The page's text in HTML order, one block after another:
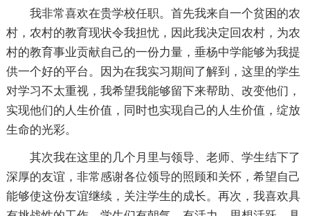
我非常喜欢在贵学校任职。首先我来自一个贫困的农
村，农村的教育现状令我担忧，因此我决定回农村，为农
村的教育事业贡献自己的一份力量，垂杨中学能够为我提
供一个好的平台。因为在我实习期间了解到，这里的学生
对学习不太重视，我希望我能够留下来帮助、改变他们，
实现他们的人生价值，同时也实现自己的人生价值，绽放
生命的光彩。
其次我在这里的几个月里与领导、老师、学生结下了
深厚的友谊，非常感谢各位领导的照顾和关怀，希望自己
能够使这份友谊继续，关注学生的成长。再次，我喜欢具